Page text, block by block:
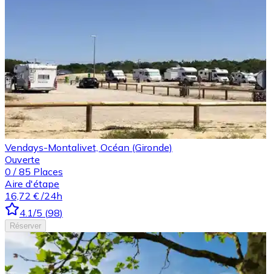
Vendays-Montalivet, Océan (Gironde)
Ouverte
0 / 85 Places
Aire d'étape
16,72 € /24h
4.1/5 (98)
Réserver